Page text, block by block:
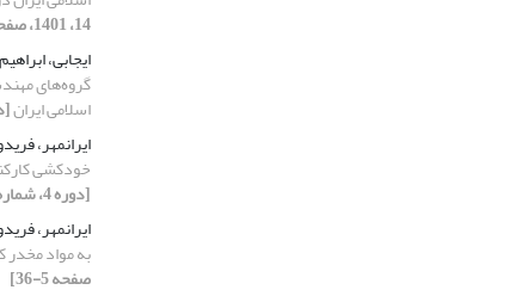
14، 1401، صفحه 61-83]
ایجابی، ابراهیم
گروه‌های
اسلامی ایران[دوره
ایرانمهر،
خودکشی
[دوره 4، شماره 15، 1401، صفحه 167-191]
ایرانمهر،
به مواد مخدر
صفحه 5-36]